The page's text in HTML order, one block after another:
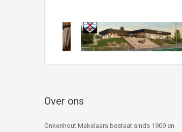
Over ons
Onkenhout Makelaars bestaat sinds 1909 en